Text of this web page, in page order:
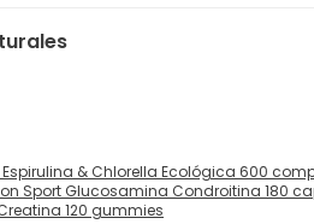
Espirulina & Chlorella Ecológica 600
Sport Glucosamina Condroitina 180
120 gummies